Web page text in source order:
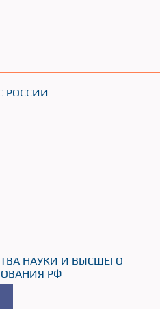
РОССИИ
НАУКИ И ВЫСШЕГО
РФ